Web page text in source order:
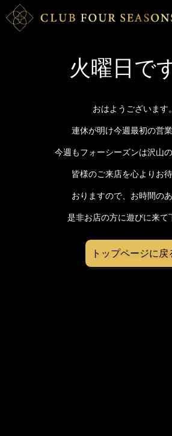
火曜日で
おはようございます。
連休が明け今週最初の営業
今週もフォーシーズンは沢山
皆様のご来店を心よりお
おりますので、お時間の
是非お店の方に遊びに来て
トップページに戻